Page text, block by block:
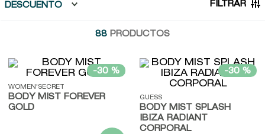
DESCUENTO FILTRAR
88 PRODUCTOS
-30 %
WOMEN'SECRET
BODY MIST FOREVER
GOLD
-30 %
GUESS
BODY MIST SPLASH
IBIZA RADIANT
CORPORAL
7.
kool beauty serum
ysl
9.
john frieda